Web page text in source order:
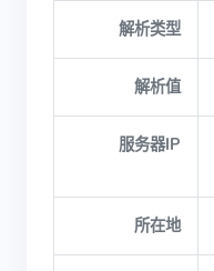
解析类型
解析值
服务器IP
所在地